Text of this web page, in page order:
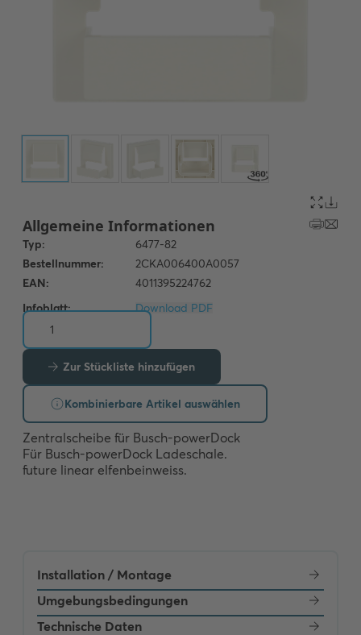
Infoblatt: Download PDF
Zur Stückliste hinzufügen
Kombinierbare Artikel auswählen
Zentralscheibe für Busch-powerDock
Für Busch-powerDock Ladeschale.
future linear elfenbeinweiss.
Installation / Montage
Umgebungsbedingungen
Technische Daten